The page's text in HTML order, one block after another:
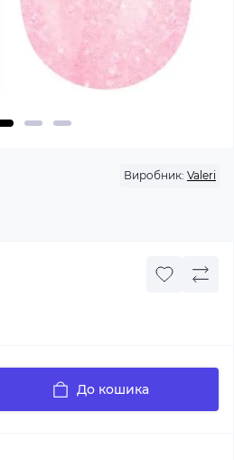
Виробник: Valeri
До кошика